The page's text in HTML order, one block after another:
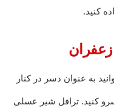
کنید.
به عنوان دسر در کنار
سرو کنید. ترافل شیر عسلی